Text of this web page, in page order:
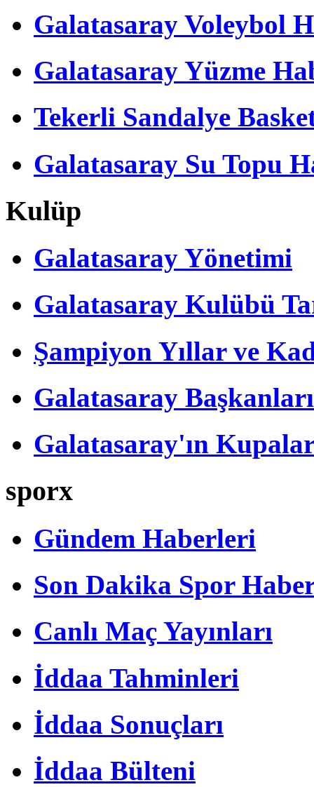
Galatasaray Voleybol
Galatasaray Yüzme
Tekerli Sandalye
Galatasaray Su Topu
Kulüp
Galatasaray Yönetimi
Galatasaray Kulübü
Şampiyon Yıllar ve
Galatasaray Başkanları
Galatasaray'ın
sporx
Gündem Haberleri
Son Dakika Spor
Canlı Maç Yayınları
İddaa Tahminleri
İddaa Sonuçları
İddaa Bülteni